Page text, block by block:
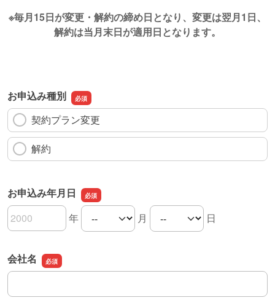
※毎月15日が変更・解約の締め日となり、変更は翌月1日、
解約は当月末日が適用日となります。
お申込み種別
契約プラン変更
解約
お申込み年月日
お申込み年月日の年
年
お申込み年月日の月 月
お申込み年月日の日 日
会社名
会社名